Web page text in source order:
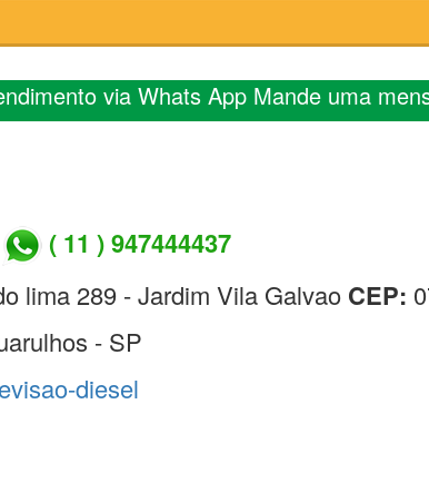
via Whats App Mande uma
( 11 ) 947444437
lima 289 - Jardim Vila Galvao CEP:
- SP
diesel